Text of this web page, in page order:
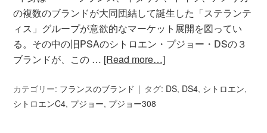
の複数のブランドが大同団結して誕生した「ステランテ
ィス」グループが意欲的なマーケット展開を図ってい
る。その中の旧PSAのシトロエン・プジョー・DSの３
ブランドが、この … [Read more…]
カテゴリー: フランスのブランド タグ: DS, DS4, シトロエン,
シトロエンC4, プジョー, プジョー308